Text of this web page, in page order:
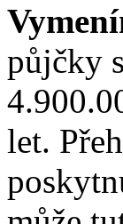
půjčky
let.